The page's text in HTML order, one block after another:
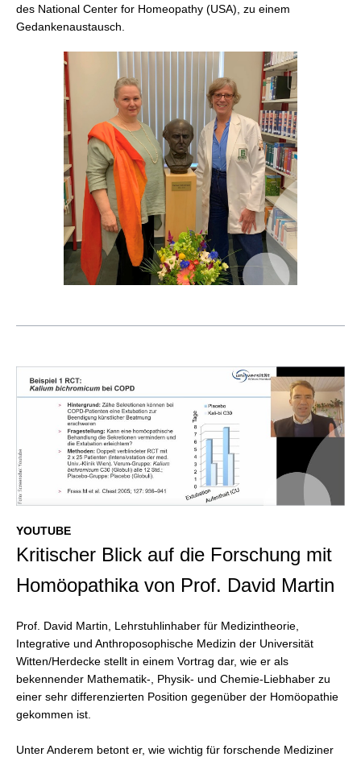
des National Center for Homeopathy (USA), zu einem
Gedankenaustausch.
YOUTUBE
Kritischer Blick auf die Forschung mit
Homöopathika von Prof. David Martin
Prof. David Martin, Lehrstuhlinhaber für Medizintheorie,
Integrative und Anthroposophische Medizin der Universität
Witten/Herdecke stellt in einem Vortrag dar, wie er als
bekennender Mathematik-, Physik- und Chemie-Liebhaber zu
einer sehr differenzierten Position gegenüber der Homöopathie
gekommen ist.
Unter Anderem betont er, wie wichtig für forschende Mediziner